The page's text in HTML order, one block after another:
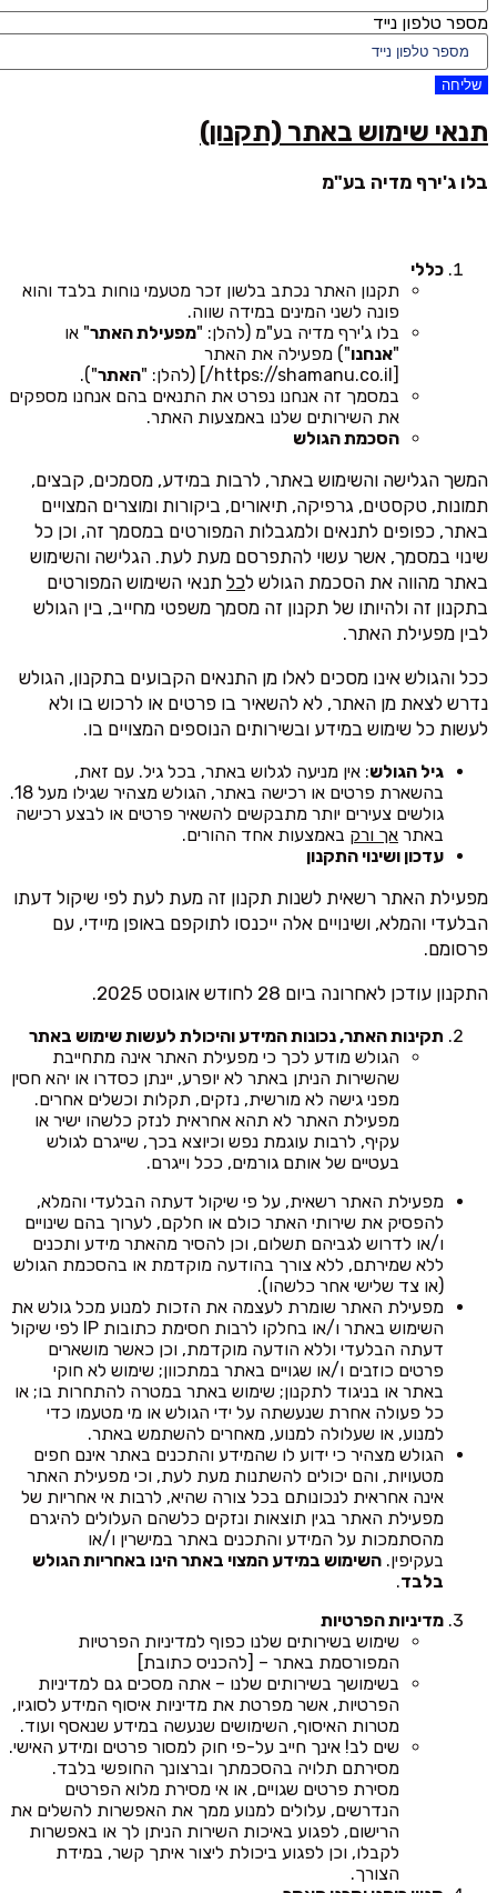
מספר טלפון נייד
שליחה
תנאי שימוש באתר (תקנון)
בלו ג'ירף מדיה בע"מ
כללי
תקנון האתר נכתב בלשון זכר מטעמי נוחות בלבד והוא
פונה לשני המינים במידה שווה.
בלו ג'ירף מדיה בע"מ (להלן: "מפעילת האתר" או
"אנחנו") מפעילה את האתר
[https://shamanu.co.il/] (להלן: "
האתר").
במסמך זה אנחנו נפרט את התנאים בהם אנחנו מספקים
את השירותים שלנו באמצעות האתר.
הסכמת הגולש
המשך הגלישה והשימוש באתר, לרבות במידע, מסמכים, קבצים,
תמונות, טקסטים, גרפיקה, תיאורים, ביקורות ומוצרים המצויים
באתר, כפופים לתנאים ולמגבלות המפורטים במסמך זה, וכן כל
שינוי במסמך, אשר עשוי להתפרסם מעת לעת. הגלישה והשימוש
באתר מהווה את הסכמת הגולש לכל תנאי השימוש המפורטים
בתקנון זה ולהיותו של תקנון זה מסמך משפטי מחייב, בין הגולש
לבין מפעילת האתר.
ככל והגולש אינו מסכים לאלו מן התנאים הקבועים בתקנון, הגולש
נדרש לצאת מן האתר, לא להשאיר בו פרטים או לרכוש בו ולא
לעשות כל שימוש במידע ובשירותים הנוספים המצויים בו.
גיל הגולש: אין מניעה לגלוש באתר, בכל גיל. עם זאת,
בהשארת פרטים או רכישה באתר, הגולש מצהיר שגילו מעל 18.
גולשים צעירים יותר מתבקשים להשאיר פרטים או לבצע רכישה
באתר אך ורק באמצעות אחד ההורים.
עדכון ושינוי התקנון
מפעילת האתר רשאית לשנות תקנון זה מעת לעת לפי שיקול דעתו
הבלעדי והמלא, ושינויים אלה ייכנסו לתוקפם באופן מיידי, עם
פרסומם.
התקנון עודכן לאחרונה ביום 28 לחודש אוגוסט 2025.
תקינות האתר, נכונות המידע והיכולת לעשות שימוש באתר
הגולש מודע לכך כי מפעילת האתר אינה מתחייבת
שהשירות הניתן באתר לא יופרע, יינתן כסדרו או יהא חסין
מפני גישה לא מורשית, נזקים, תקלות וכשלים אחרים.
מפעילת האתר לא תהא אחראית לנזק כלשהו ישיר או
עקיף, לרבות עוגמת נפש וכיוצא בכך, שייגרם לגולש
בעטיים של אותם גורמים, ככל וייגרם.
מפעילת האתר רשאית, על פי שיקול דעתה הבלעדי והמלא,
להפסיק את שירותי האתר כולם או חלקם, לערוך בהם שינויים
ו/או לדרוש לגביהם תשלום, וכן להסיר מהאתר מידע ותכנים
ללא שמירתם, ללא צורך בהודעה מוקדמת או בהסכמת הגולש
(או צד שלישי אחר כלשהו).
מפעילת האתר שומרת לעצמה את הזכות למנוע מכל גולש את
השימוש באתר ו/או בחלקו לרבות חסימת כתובות IP לפי שיקול
דעתה הבלעדי וללא הודעה מוקדמת, וכן כאשר מושארים
פרטים כוזבים ו/או שגויים באתר במתכוון; שימוש לא חוקי
באתר או בניגוד לתקנון; שימוש באתר במטרה להתחרות בו; או
כל פעולה אחרת שנעשתה על ידי הגולש או מי מטעמו כדי
למנוע, או שעלולה למנוע, מאחרים להשתמש באתר.
הגולש מצהיר כי ידוע לו שהמידע והתכנים באתר אינם חפים
מטעויות, והם יכולים להשתנות מעת לעת, וכי מפעילת האתר
אינה אחראית לנכונותם בכל צורה שהיא, לרבות אי אחריות של
מפעילת האתר בגין תוצאות ונזקים כלשהם העלולים להיגרם
מהסתמכות על המידע והתכנים באתר במישרין ו/או
בעקיפין. השימוש במידע המצוי באתר הינו באחריות הגולש
בלבד.
מדיניות הפרטיות
שימוש בשירותים שלנו כפוף למדיניות הפרטיות
המפורסמת באתר – [להכניס כתובת]
בשימושך בשירותים שלנו – אתה מסכים גם למדיניות
הפרטיות, אשר מפרטת את מדיניות איסוף המידע לסוגיו,
מטרות האיסוף, השימושים שנעשה במידע שנאסף ועוד.
שים לב! אינך חייב על-פי חוק למסור פרטים ומידע האישי.
מסירתם תלויה בהסכמתך וברצונך החופשי בלבד.
מסירת פרטים שגויים, או אי מסירת מלוא הפרטים
הנדרשים, עלולים למנוע ממך את האפשרות להשלים את
הרישום, לפגוע באיכות השירות הניתן לך או באפשרות
לקבלו, וכן לפגוע ביכולת ליצור איתך קשר, במידת
הצורך.